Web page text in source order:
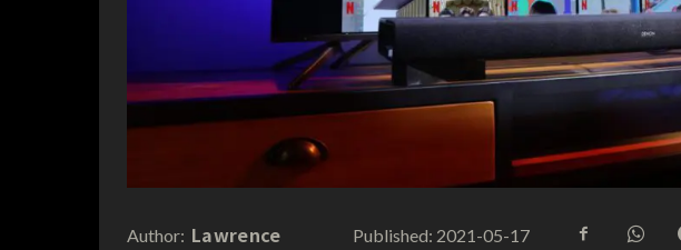
Author: Lawrence Published: 2021-05-17